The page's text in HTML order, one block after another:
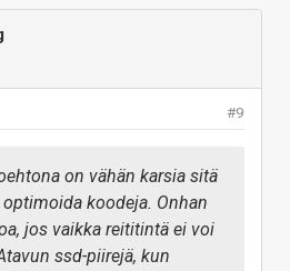
#9
on vähän karsia sitä
koodeja. Onhan
jos vaikka reititintä ei voi
ssd-piirejä, kun